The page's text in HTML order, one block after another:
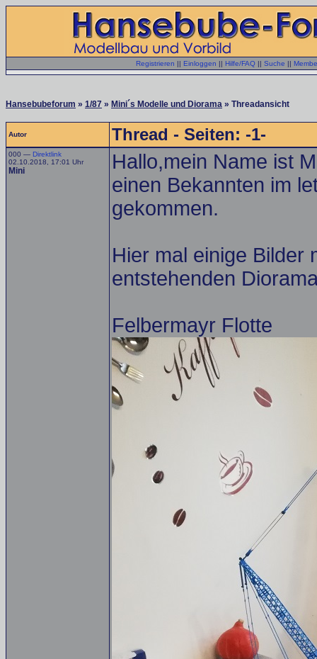
Registrieren || Einloggen || Hilfe/FAQ || Suche ||
Hansebubeforum » 1/87 » Mini´s Modelle und Diorama » Threadansicht
Autor Thread - Seiten: -1-
000 — Direktlink
02.10.2018, 17:01 Uhr
Mini
Hallo,mein Name ist
einen Bekannten im
gekommen.
Hier mal einige Bilder
entstehenden
Felbermayr Flotte